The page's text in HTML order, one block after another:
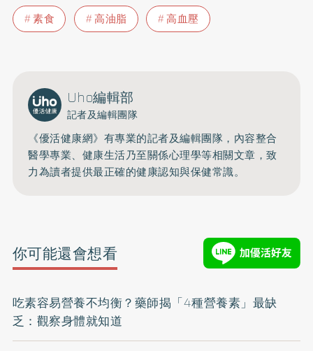
素食 高油脂 高血壓
Uho編輯部
記者及編輯團隊
《優活健康網》有專業的記者及編輯團隊，內容整合
醫學專業、健康生活乃至關係心理學等相關文章，致
力為讀者提供最正確的健康認知與保健常識。
你可能還會想看
吃素容易營養不均衡？藥師揭「4種營養素」最缺
乏：觀察身體就知道